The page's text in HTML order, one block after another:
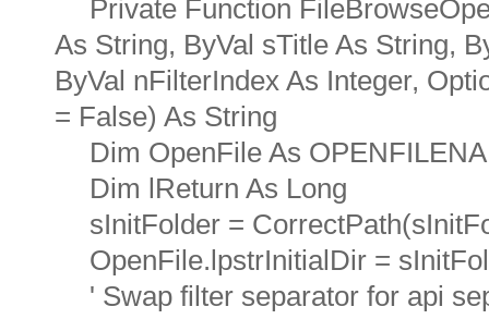
Private Function
As String, ByVal sTitle As String,
ByVal nFilterIndex As Integer,
= False) As String
Dim OpenFile As
Dim lReturn As Long
sInitFolder =
OpenFile.lpstrInitialDir =
' Swap filter separator for api